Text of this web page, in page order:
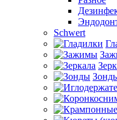
Schwert